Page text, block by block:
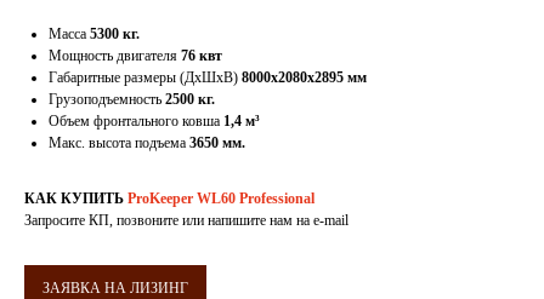
Масса 5300 кг.
Мощность двигателя 76 квт
Габаритные размеры (ДхШхВ) 8000х2080х2895 мм
Грузоподъемность 2500 кг.
Объем фронтального ковша 1,4 м³
Макс. высота подъема 3650 мм.
КАК КУПИТЬ ProKeeper WL60 Professional
Запросите КП, позвоните или напишите нам на e-mail
ЗАЯВКА НА ЛИЗИНГ